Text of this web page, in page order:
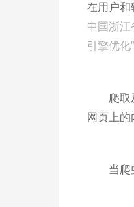
在用户和
中国浙江
引擎优化”
爬取及
网页上的
当爬虫